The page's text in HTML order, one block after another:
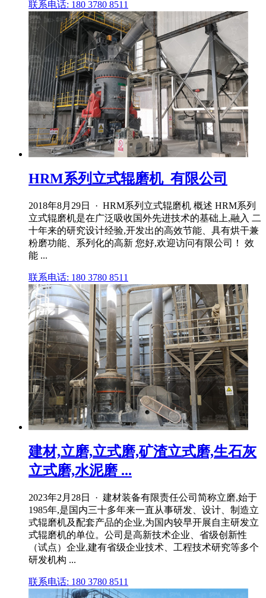
联系电话: 180 3780 8511
HRM系列立式辊磨机_有限公司
2018年8月29日 · HRM系列立式辊磨机 概述 HRM系列
立式辊磨机是在广泛吸收国外先进技术的基础上,融入 二
十年来的研究设计经验,开发出的高效节能、具有烘干兼
粉磨功能、系列化的高新 您好,欢迎访问有限公司！ 效
能 ...
联系电话: 180 3780 8511
建材,立磨,立式磨,矿渣立式磨,生石灰
立式磨,水泥磨 ...
2023年2月28日 · 建材装备有限责任公司简称立磨,始于
1985年,是国内三十多年来一直从事研发、设计、制造立
式辊磨机及配套产品的企业,为国内较早开展自主研发立
式辊磨机的单位。公司是高新技术企业、省级创新性
（试点）企业,建有省级企业技术、工程技术研究等多个
研发机构 ...
联系电话: 180 3780 8511